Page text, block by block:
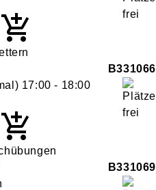
B331066
17:00 - 18:00
B331069